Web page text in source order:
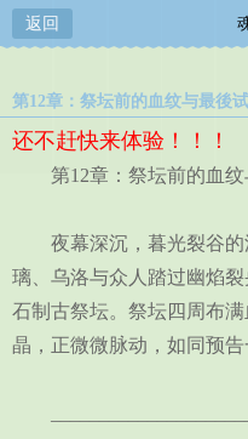
返回
第12章：祭坛前的血纹与最後
还不赶快来体验！！！
第12章：祭坛前的血纹
夜幕深沉，暮光裂谷的
璃、乌洛与众人踏过幽焰
石制古祭坛。祭坛四周布
晶，正微微脉动，如同预告